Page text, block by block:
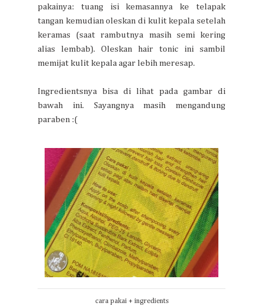
pakainya: tuang isi kemasannya ke telapak
tangan kemudian oleskan di kulit kepala setelah
keramas (saat rambutnya masih semi kering
alias lembab). Oleskan hair tonic ini sambil
memijat kulit kepala agar lebih meresap.
Ingredientsnya bisa di lihat pada gambar di
bawah ini. Sayangnya masih mengandung
paraben :(
cara pakai + ingredients